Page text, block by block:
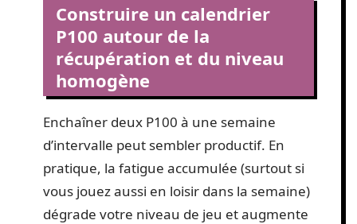
Construire un calendrier
P100 autour de la
récupération et du niveau
homogène
Enchaîner deux P100 à une semaine
d’intervalle peut sembler productif. En
pratique, la fatigue accumulée (surtout si
vous jouez aussi en loisir dans la semaine)
dégrade votre niveau de jeu et augmente